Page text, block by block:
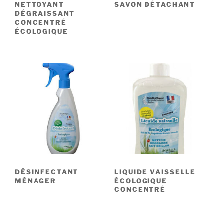
NETTOYANT
DÉGRAISSANT
CONCENTRÉ
ÉCOLOGIQUE
SAVON DÉTACHANT
DÉSINFECTANT
MÉNAGER
LIQUIDE VAISSELLE
ÉCOLOGIQUE
CONCENTRÉ